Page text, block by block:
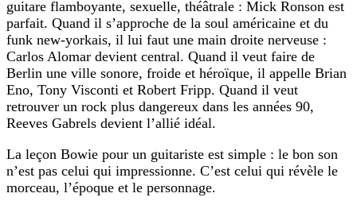
guitare flamboyante, sexuelle, théâtrale : Mick Ronson est
parfait. Quand il s’approche de la soul américaine et du
funk new-yorkais, il lui faut une main droite nerveuse :
Carlos Alomar devient central. Quand il veut faire de
Berlin une ville sonore, froide et héroïque, il appelle Brian
Eno, Tony Visconti et Robert Fripp. Quand il veut
retrouver un rock plus dangereux dans les années 90,
Reeves Gabrels devient l’allié idéal.
La leçon Bowie pour un guitariste est simple : le bon son
n’est pas celui qui impressionne. C’est celui qui révèle le
morceau, l’époque et le personnage.